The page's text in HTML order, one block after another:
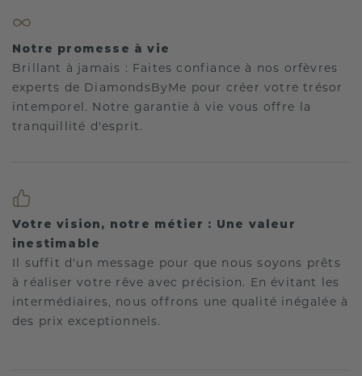
Notre promesse à vie
Brillant à jamais : Faites confiance à nos orfèvres
experts de DiamondsByMe pour créer votre trésor
intemporel. Notre garantie à vie vous offre la
tranquillité d'esprit.
Votre vision, notre métier : Une valeur
inestimable
Il suffit d'un message pour que nous soyons prêts
à réaliser votre rêve avec précision. En évitant les
intermédiaires, nous offrons une qualité inégalée à
des prix exceptionnels.